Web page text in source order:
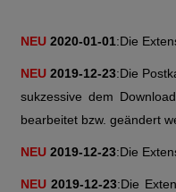
NEU 2020-01-01:Die
NEU 2019-12-23:Die
sukzessive dem
bearbeitet bzw. geändert
NEU 2019-12-23:Die
NEU 2019-12-23:Die